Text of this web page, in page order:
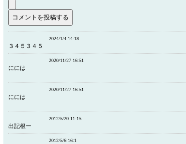
2024/1/4 14:18
３４５３４５
2020/11/27 16:51
にには
2020/11/27 16:51
にには
2012/5/20 11:15
出記根ー
2012/5/6 16:1